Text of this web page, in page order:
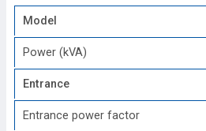
Model
Power (kVA)
Entrance
Entrance power factor